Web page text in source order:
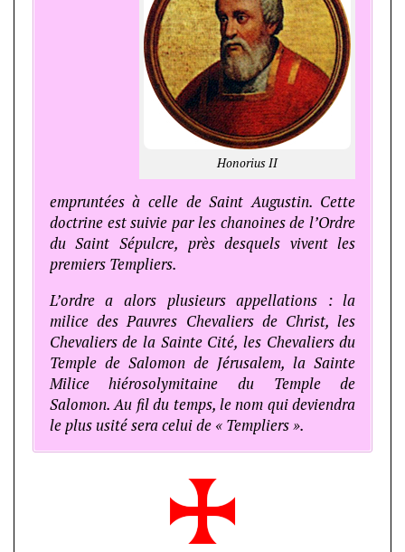
Honorius II
empruntées à celle de Saint Augustin. Cette
doctrine est suivie par les chanoines de l’Ordre
du Saint Sépulcre, près desquels vivent les
premiers Templiers.
L’ordre a alors plusieurs appellations : la
milice des Pauvres Chevaliers de Christ, les
Chevaliers de la Sainte Cité, les Chevaliers du
Temple de Salomon de Jérusalem, la Sainte
Milice hiérosolymitaine du Temple de
Salomon. Au fil du temps, le nom qui deviendra
le plus usité sera celui de « Templiers ».